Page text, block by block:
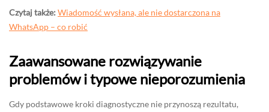
Czytaj także: Wiadomość wysłana, ale nie dostarczona na
WhatsApp – co robić
Zaawansowane rozwiązywanie
problemów i typowe nieporozumienia
Gdy podstawowe kroki diagnostyczne nie przynoszą rezultatu,